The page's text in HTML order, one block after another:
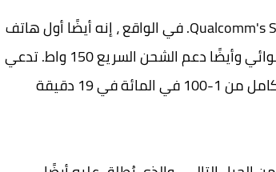
10T هو أول هاتف OnePlus يعمل بمعالج Qualcomm's Snapdragon 8+ Gen 1. في الواقع ، إنه أيضًا أول هاتف
OnePlus يقدم ما يصل إلى 16 جيجابايت من ذاكرة الوصول العشوائي وأيضًا دعم الشحن السريع 150 واط. تدعي
الشركة أن شاحن SUPERVOOC بقوة 150 وات يشحن الهاتف بالكامل من 1-100 في المائة في 19 دقيقة